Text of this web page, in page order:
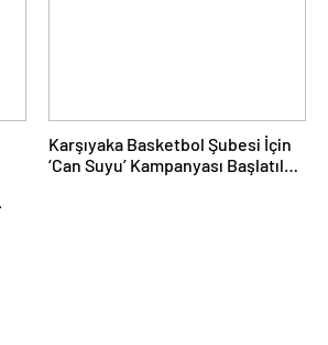
Karşıyaka Basketbol Şubesi İçin
‘Can Suyu’ Kampanyası Başlatıldı: